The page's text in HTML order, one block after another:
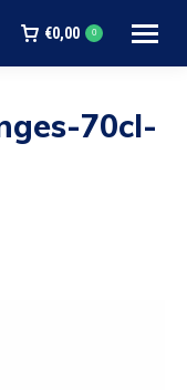
€0,00 0
70cl-